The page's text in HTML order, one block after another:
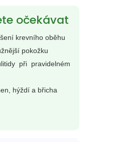
očekávat
krevního oběhu
pokožku
při pravidelném
hýždí a břicha